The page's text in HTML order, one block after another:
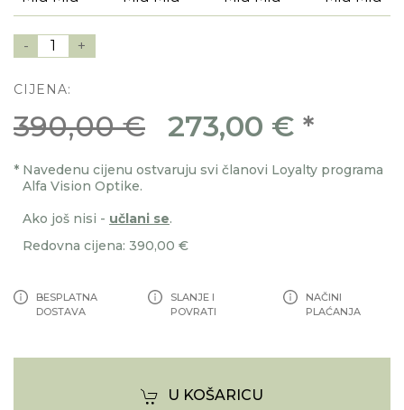
- 1 +
CIJENA:
390,00 € 273,00 € *
* Navedenu cijenu ostvaruju svi članovi Loyalty programa
Alfa Vision Optike.
Ako još nisi - učlani se.
Redovna cijena: 390,00 €
BESPLATNA
DOSTAVA
SLANJE I
POVRATI
NAČINI
PLAĆANJA
U KOŠARICU